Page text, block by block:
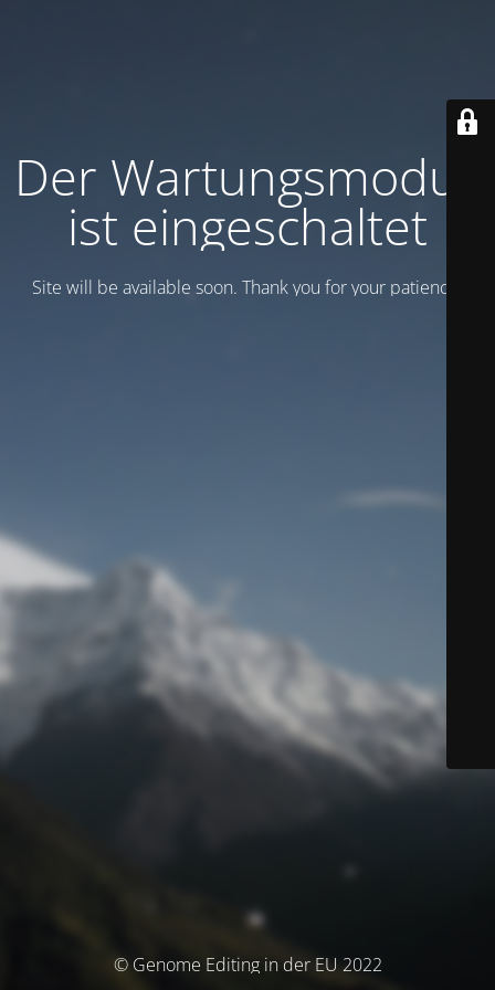
Der Wartungsmodus
ist eingeschaltet
Site will be available soon. Thank you for your patience!
© Genome Editing in der EU 2022